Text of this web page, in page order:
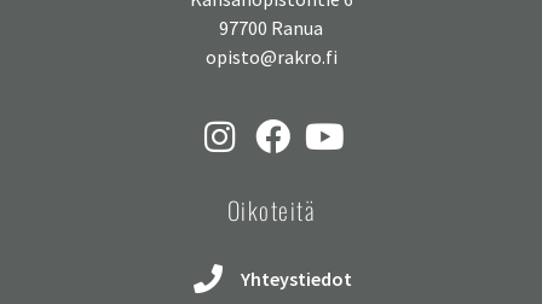
97700 Ranua
opisto@rakro.fi
Oikoteitä
Yhteystiedot